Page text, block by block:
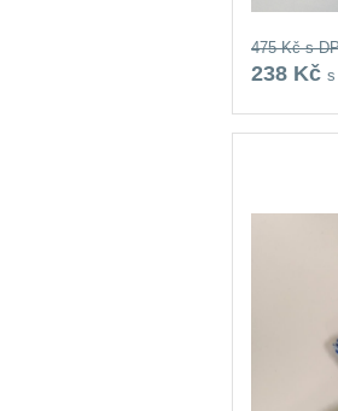
475 Kčs
238 Kč s